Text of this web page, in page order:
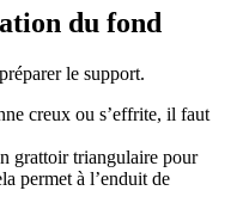
du fond
le support.
creux ou s’effrite, il faut
grattoir triangulaire pour
permet à l’enduit de